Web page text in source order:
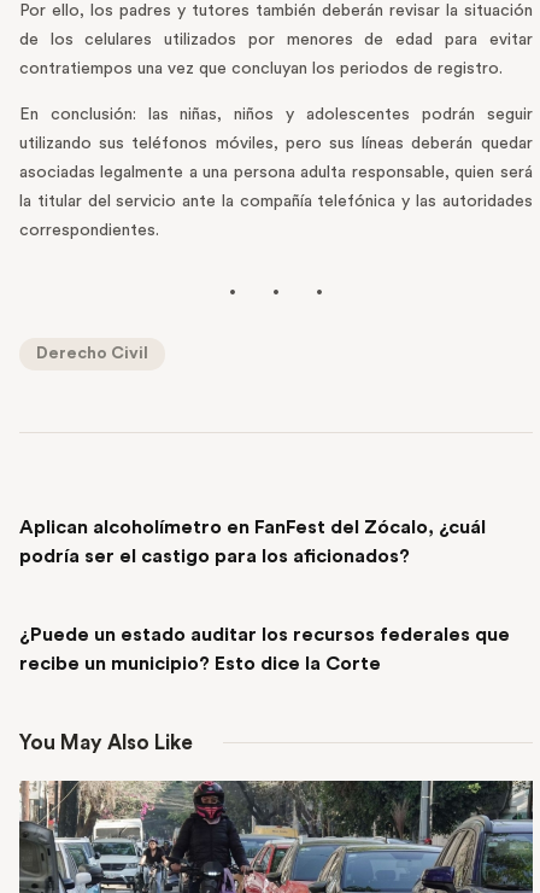
Por ello, los padres y tutores también deberán revisar la situación
de los celulares utilizados por menores de edad para evitar
contratiempos una vez que concluyan los periodos de registro.
En conclusión: las niñas, niños y adolescentes podrán seguir
utilizando sus teléfonos móviles, pero sus líneas deberán quedar
asociadas legalmente a una persona adulta responsable, quien será
la titular del servicio ante la compañía telefónica y las autoridades
correspondientes.
Derecho Civil
Aplican alcoholímetro en FanFest del Zócalo, ¿cuál
podría ser el castigo para los aficionados?
¿Puede un estado auditar los recursos federales que
recibe un municipio? Esto dice la Corte
You May Also Like